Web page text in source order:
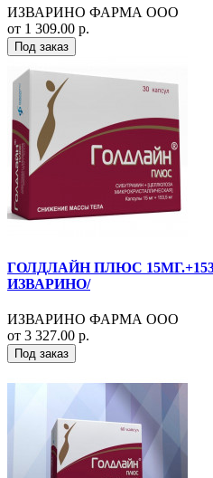
ИЗВАРИНО ФАРМА ООО
от 1 309.00 р.
Под заказ
ГОЛДЛАЙН ПЛЮС
ИЗВАРИНО/
ИЗВАРИНО ФАРМА ООО
от 3 327.00 р.
Под заказ